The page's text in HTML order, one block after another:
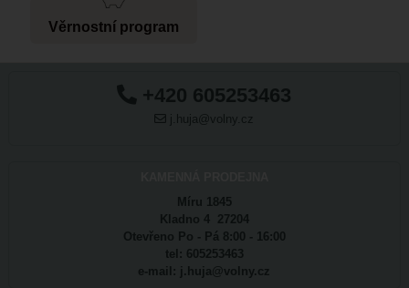
Věrnostní program
+420 605253463
j.huja@volny.cz
Míru 1845
Kladno 4 27204
Otevřeno Po - Pá 8:00 - 16:00
tel: 605253463
e-mail: j.huja@volny.cz